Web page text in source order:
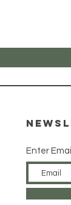
Enter Email